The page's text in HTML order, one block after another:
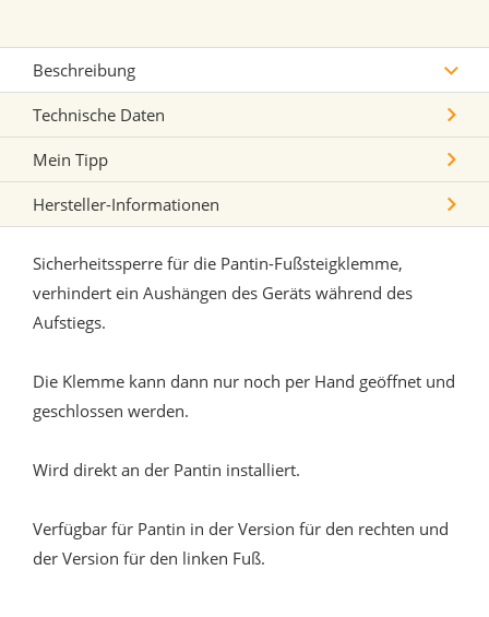
Beschreibung
Technische Daten
Mein Tipp
Hersteller-Informationen
Sicherheitssperre für die Pantin-Fußsteigklemme,
verhindert ein Aushängen des Geräts während des
Aufstiegs.
Die Klemme kann dann nur noch per Hand geöffnet und
geschlossen werden.
Wird direkt an der Pantin installiert.
Verfügbar für Pantin in der Version für den rechten und
der Version für den linken Fuß.